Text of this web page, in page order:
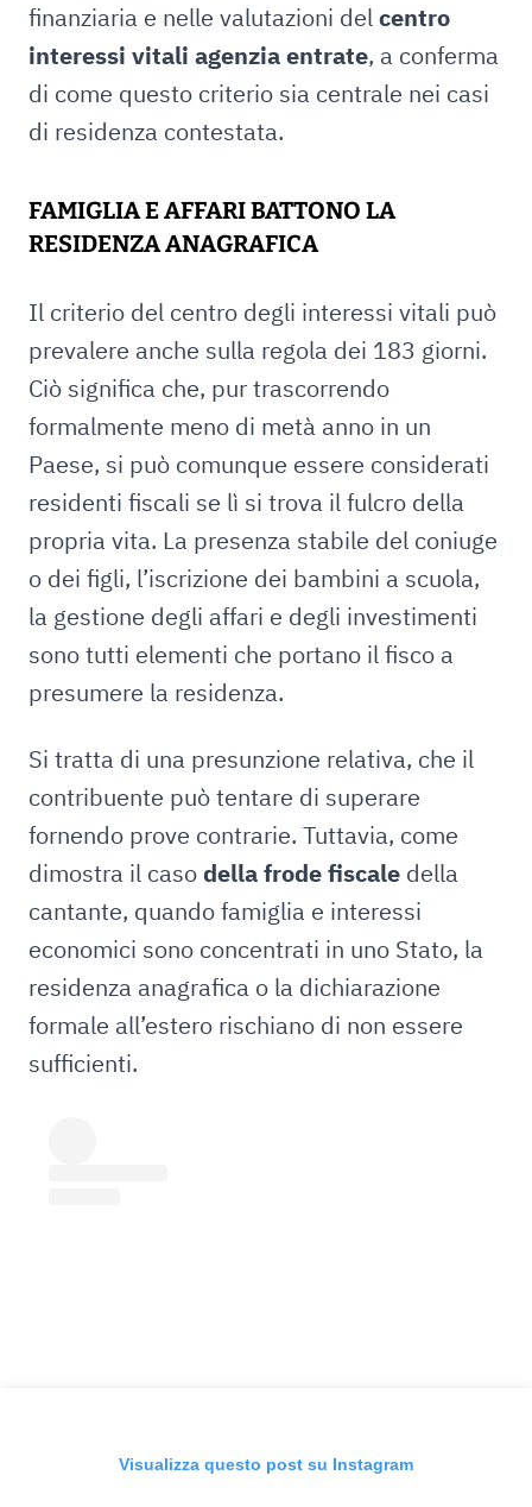
finanziaria e nelle valutazioni delcentro
interessi vitali agenzia entrate, a conferma
di come questo criterio sia centrale nei casi
di residenza contestata.
FAMIGLIA E AFFARI BATTONO LA
RESIDENZA ANAGRAFICA
Il criterio del centro degli interessi vitali può
prevalere anche sulla regola dei 183 giorni.
Ciò significa che, pur trascorrendo
formalmente meno di metà anno in un
Paese, si può comunque essere considerati
residenti fiscali se lì si trova il fulcro della
propria vita. La presenza stabile del coniuge
o dei figli, l’iscrizione dei bambini a scuola,
la gestione degli affari e degli investimenti
sono tutti elementi che portano il fisco a
presumere la residenza.
Si tratta di una presunzione relativa, che il
contribuente può tentare di superare
fornendo prove contrarie. Tuttavia, come
dimostra il caso della frode fiscale della
cantante, quando famiglia e interessi
economici sono concentrati in uno Stato, la
residenza anagrafica o la dichiarazione
formale all’estero rischiano di non essere
sufficienti.
Visualizza questo post su Instagram